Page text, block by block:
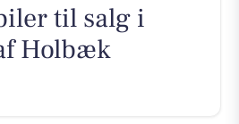
til salg i
Holbæk